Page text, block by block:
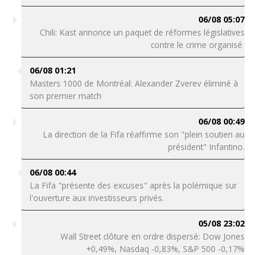
06/08 05:07
Chili: Kast annonce un paquet de réformes législatives
contre le crime organisé
06/08 01:21
Masters 1000 de Montréal: Alexander Zverev éliminé à
son premier match
06/08 00:49
La direction de la Fifa réaffirme son "plein soutien au
président" Infantino.
06/08 00:44
La Fifa "présente des excuses" après la polémique sur
l'ouverture aux investisseurs privés.
05/08 23:02
Wall Street clôture en ordre dispersé: Dow Jones
+0,49%, Nasdaq -0,83%, S&P 500 -0,17%